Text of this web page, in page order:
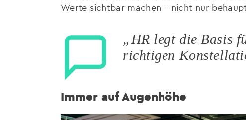
Werte sichtbar machen – nicht nur
„HR legt die Basis
richtigen
Immer auf Augenhöhe